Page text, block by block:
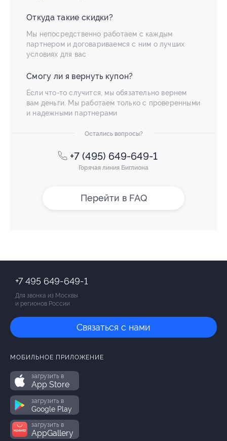
Откуда такие скидки?
Мы непосредственно работаем с каждым
партнером и договариваемся с ним о лучших
условиях для вас
Смогу ли я вернуть купон?
Если что-то случится, мы обязательно вернем
вам деньги. Мы работаем только с проверенными
и надежными партнерами
Остались вопросы?
+7 (495) 649-649-1
Горячая линия Биглиона
Перейти в FAQ
+7 495 649-649-1
Для звонка из Москвы
и регионов России
Связаться с нами
МОБИЛЬНОЕ ПРИЛОЖЕНИЕ
загрузить в
App Store
загрузить в
Google Play
загрузить в
AppGallery